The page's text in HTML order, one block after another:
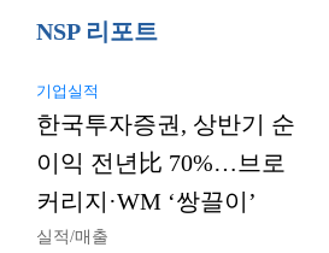
NSP 리포트
기업실적
한국투자증권, 상반기 순
이익 전년比 70%…브로
커리지·WM ‘쌍끌이’
실적/매출